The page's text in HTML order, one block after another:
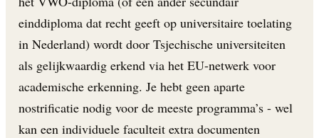
einddiploma dat recht geeft op universitaire toelating
in Nederland) wordt door Tsjechische universiteiten
als gelijkwaardig erkend via het EU-netwerk voor
academische erkenning. Je hebt geen aparte
nostrificatie nodig voor de meeste programma’s - wel
kan een individuele faculteit extra documenten